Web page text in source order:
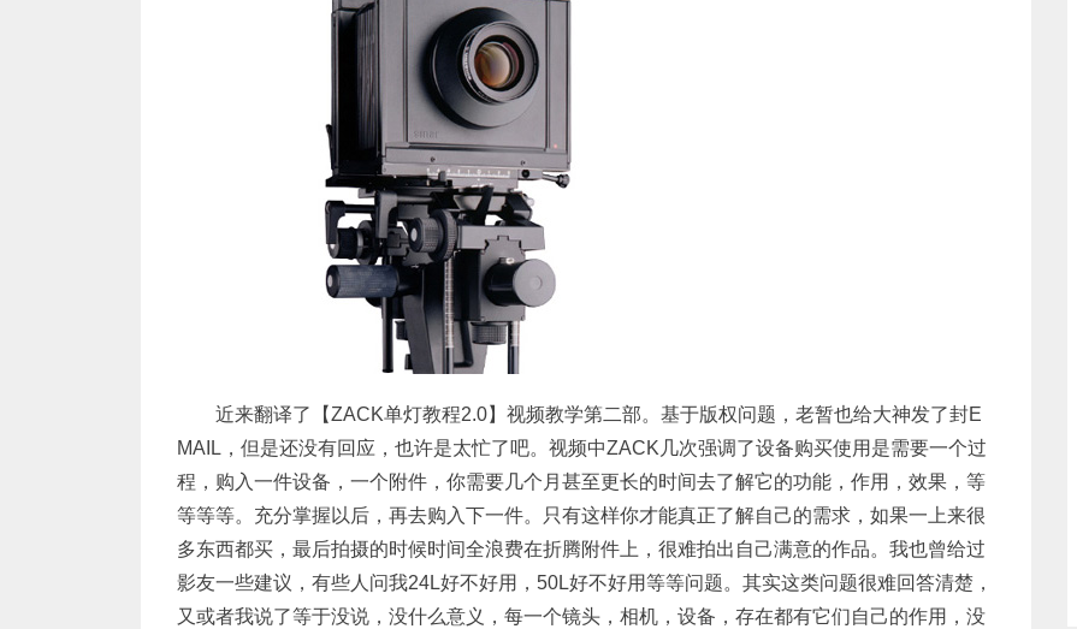
近来翻译了【ZACK单灯教程2.0】视频教学第二部。基于版权问题，老暂也给大神发了封E
MAIL，但是还没有回应，也许是太忙了吧。视频中ZACK几次强调了设备购买使用是需要一个过
程，购入一件设备，一个附件，你需要几个月甚至更长的时间去了解它的功能，作用，效果，等
等等等。充分掌握以后，再去购入下一件。只有这样你才能真正了解自己的需求，如果一上来很
多东西都买，最后拍摄的时候时间全浪费在折腾附件上，很难拍出自己满意的作品。我也曾给过
影友一些建议，有些人问我24L好不好用，50L好不好用等等问题。其实这类问题很难回答清楚，
又或者我说了等于没说，没什么意义，每一个镜头，相机，设备，存在都有它们自己的作用，没